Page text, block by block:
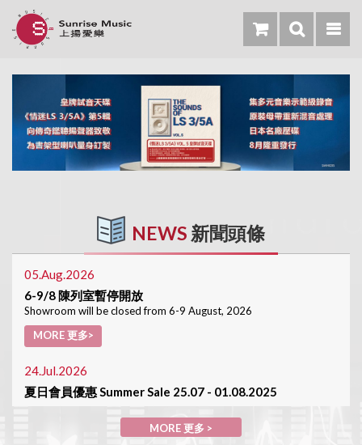
NEWS 新聞頭條
05.Aug.2026
6-9/8 陳列室暫停開放
Showroom will be closed from 6-9 August, 2026
MORE 更多>
24.Jul.2026
夏日會員優惠 Summer Sale 25.07 - 01.08.2025
MORE 更多 >